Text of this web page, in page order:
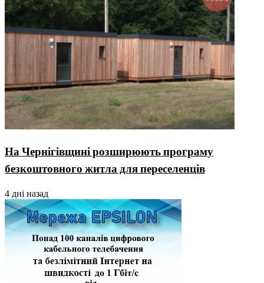
На Чернігівщині розширюють програму
безкоштовного житла для переселенців
4 дні назад